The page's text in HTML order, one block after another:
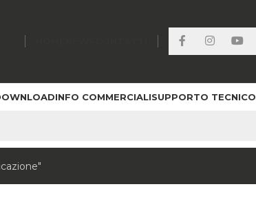
INFO COMMERCIALISUPPORTO TECNICO